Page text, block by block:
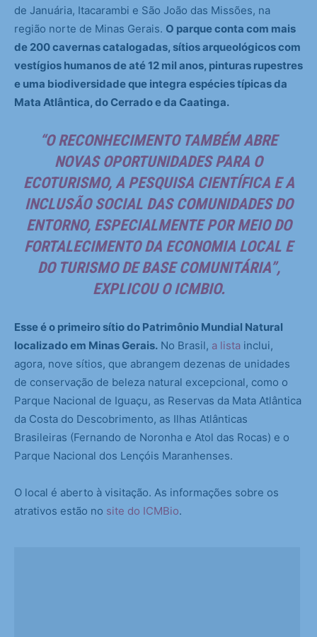
de Januária, Itacarambi e São João das Missões, na
região norte de Minas Gerais. O parque conta com mais
de 200 cavernas catalogadas, sítios arqueológicos com
vestígios humanos de até 12 mil anos, pinturas rupestres
e uma biodiversidade que integra espécies típicas da
Mata Atlântica, do Cerrado e da Caatinga.
“O RECONHECIMENTO TAMBÉM ABRE
NOVAS OPORTUNIDADES PARA O
ECOTURISMO, A PESQUISA CIENTÍFICA E A
INCLUSÃO SOCIAL DAS COMUNIDADES DO
ENTORNO, ESPECIALMENTE POR MEIO DO
FORTALECIMENTO DA ECONOMIA LOCAL E
DO TURISMO DE BASE COMUNITÁRIA”,
EXPLICOU O ICMBIO.
Esse é o primeiro sítio do Patrimônio Mundial Natural
localizado em Minas Gerais. No Brasil, a lista inclui,
agora, nove sítios, que abrangem dezenas de unidades
de conservação de beleza natural excepcional, como o
Parque Nacional de Iguaçu, as Reservas da Mata Atlântica
da Costa do Descobrimento, as Ilhas Atlânticas
Brasileiras (Fernando de Noronha e Atol das Rocas) e o
Parque Nacional dos Lençóis Maranhenses.
O local é aberto à visitação. As informações sobre os
atrativos estão no site do ICMBio.